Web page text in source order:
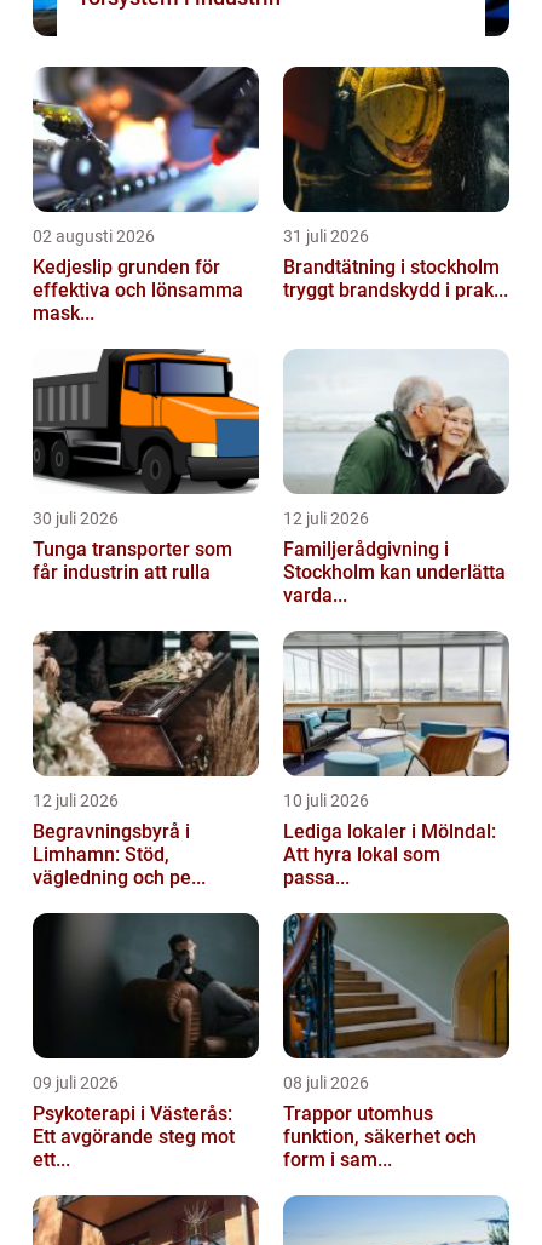
02 augusti 2026
Kedjeslip grunden för
effektiva och lönsamma
mask...
31 juli 2026
Brandtätning i stockholm
tryggt brandskydd i prak...
30 juli 2026
Tunga transporter som
får industrin att rulla
12 juli 2026
Familjerådgivning i
Stockholm kan underlätta
varda...
12 juli 2026
Begravningsbyrå i
Limhamn: Stöd,
vägledning och pe...
10 juli 2026
Lediga lokaler i Mölndal:
Att hyra lokal som
passa...
09 juli 2026
Psykoterapi i Västerås:
Ett avgörande steg mot
ett...
08 juli 2026
Trappor utomhus
funktion, säkerhet och
form i sam...